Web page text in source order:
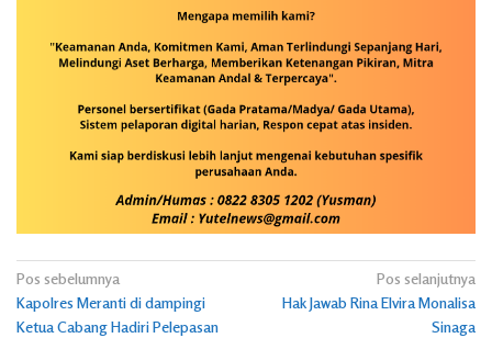
Navigasi
pos
Pos sebelumnya
Kapolres Meranti di dampingi
Ketua Cabang Hadiri Pelepasan
Pos selanjutnya
Hak Jawab Rina Elvira Monalisa
Sinaga